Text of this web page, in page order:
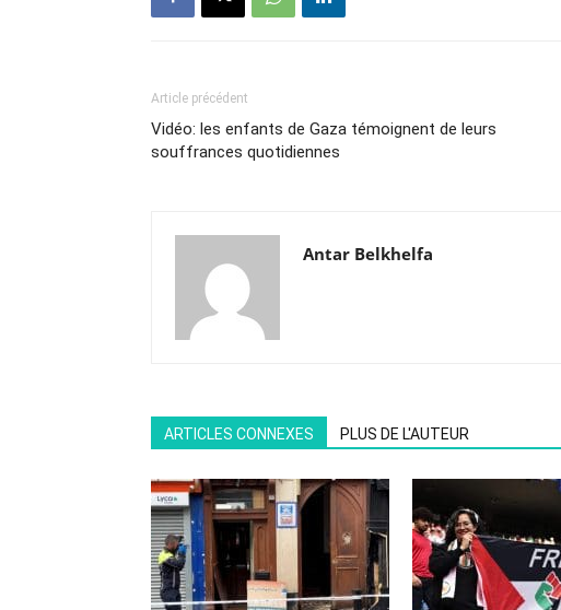
Article précédent
Vidéo: les enfants de Gaza témoignent de leurs
souffrances quotidiennes
Antar Belkhelfa
ARTICLES CONNEXES PLUS DE L'AUTEUR